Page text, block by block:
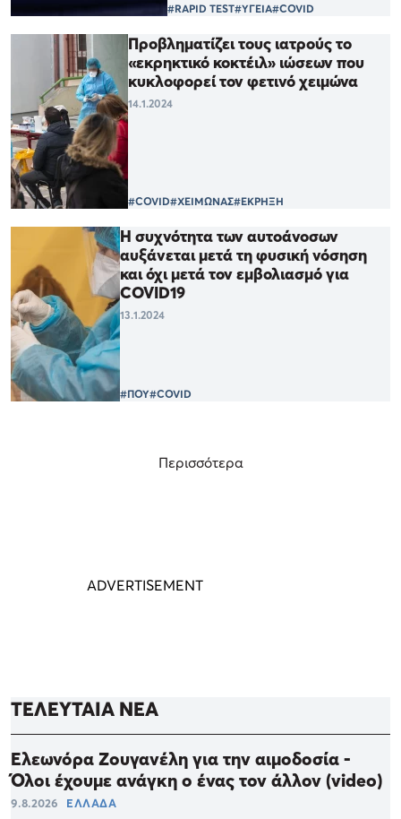
#RAPID TEST#ΥΓΕΙΑ#COVID
Προβληματίζει τους ιατρούς το
«εκρηκτικό κοκτέιλ» ιώσεων που
κυκλοφορεί τον φετινό χειμώνα
14.1.2024
#COVID#ΧΕΙΜΩΝΑΣ#ΕΚΡΗΞΗ
Η συχνότητα των αυτοάνοσων
αυξάνεται μετά τη φυσική νόσηση
και όχι μετά τον εμβολιασμό για
COVID19
13.1.2024
#ΠΟΥ#COVID
Περισσότερα
ΤΕΛΕΥΤΑΙΑ ΝΕΑ
Ελεωνόρα Ζουγανέλη για την αιμοδοσία -
Όλοι έχουμε ανάγκη ο ένας τον άλλον (video)
9.8.2026 ΕΛΛΑΔΑ